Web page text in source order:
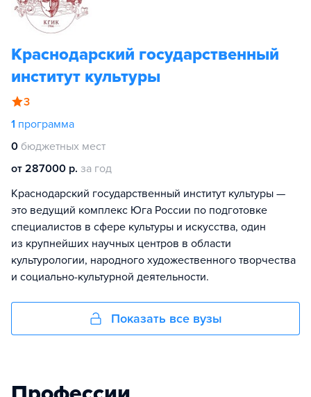
Краснодарский государственный
институт культуры
3
1 программа
0 бюджетных мест
от 287000 р. за год
Краснодарский государственный институт культуры —
это ведущий комплекс Юга России по подготовке
специалистов в сфере культуры и искусства, один
из крупнейших научных центров в области
культурологии, народного художественного творчества
и социально-культурной деятельности.
Показать все вузы